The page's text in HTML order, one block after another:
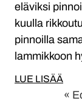
eläviksi
kuulla
pinnoilla
lammikkoon
LUE LISÄÄ
«